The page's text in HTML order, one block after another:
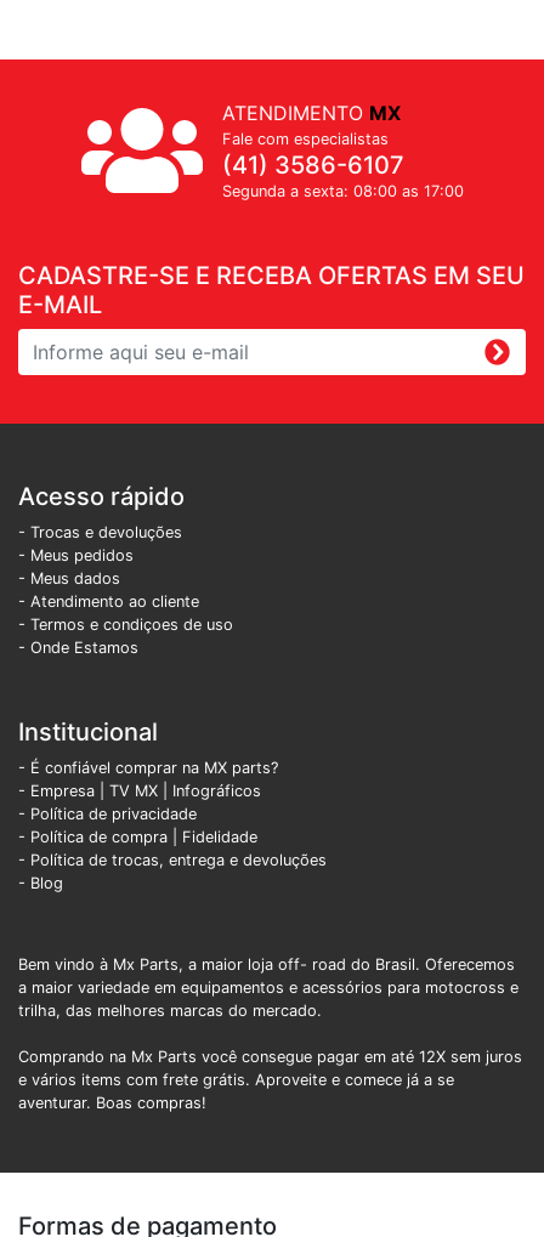
CADASTRE-SE E RECEBA OFERTAS EM SEU
E-MAIL
ATENDIMENTO MX
Fale com especialistas
(41) 3586-6107
Segunda a sexta: 08:00 as 17:00
Acesso rápido
- Trocas e devoluções
- Meus pedidos
- Meus dados
- Atendimento ao cliente
- Termos e condiçoes de uso
- Onde Estamos
Institucional
- É confiável comprar na MX parts?
- Empresa
TV MX
Infográficos
- Política de privacidade
- Política de compra | Fidelidade
- Política de trocas, entrega e devoluções
- Blog
Bem vindo à Mx Parts, a maior loja off- road do Brasil. Oferecemos
a maior variedade em equipamentos e acessórios para motocross e
trilha, das melhores marcas do mercado.
Comprando na Mx Parts você consegue pagar em até 12X sem juros
e vários items com frete grátis. Aproveite e comece já a se
aventurar. Boas compras!
Formas de pagamento